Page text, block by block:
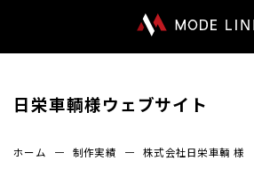
日栄車輌様ウェブサイト
ホーム 制作実績 株式会社日栄車輌 様